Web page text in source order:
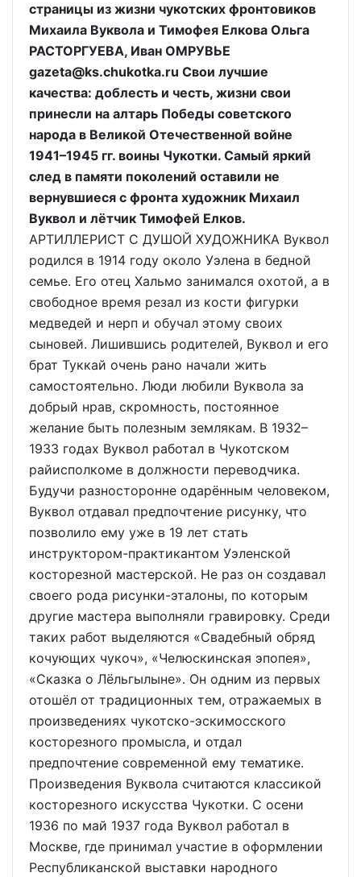
страницы из жизни чукотских фронтовиков
Михаила Вуквола и Тимофея Елкова Ольга
РАСТОРГУЕВА, Иван ОМРУВЬЕ
gazeta@ks.chukotka.ru Свои лучшие
качества: доблесть и честь, жизни свои
принесли на алтарь Победы советского
народа в Великой Отечественной войне
1941–1945 гг. воины Чукотки. Самый яркий
след в памяти поколений оставили не
вернувшиеся с фронта художник Михаил
Вуквол и лётчик Тимофей Елков.
АРТИЛЛЕРИСТ С ДУШОЙ ХУДОЖНИКА Вуквол
родился в 1914 году около Уэлена в бедной
семье. Его отец Хальмо занимался охотой, а в
свободное время резал из кости фигурки
медведей и нерп и обучал этому своих
сыновей. Лишившись родителей, Вуквол и его
брат Туккай очень рано начали жить
самостоятельно. Люди любили Вуквола за
добрый нрав, скромность, постоянное
желание быть полезным землякам. В 1932–
1933 годах Вуквол работал в Чукотском
райисполкоме в должности переводчика.
Будучи разносторонне одарённым человеком,
Вуквол отдавал предпочтение рисунку, что
позволило ему уже в 19 лет стать
инструктором-практикантом Уэленской
косторезной мастерской. Не раз он создавал
своего рода рисунки-эталоны, по которым
другие мастера выполняли гравировку. Среди
таких работ выделяются «Свадебный обряд
кочующих чукоч», «Челюскинская эпопея»,
«Сказка о Лёльгылыне». Он одним из первых
отошёл от традиционных тем, отражаемых в
произведениях чукотско-эскимосского
косторезного промысла, и отдал
предпочтение современной ему тематике.
Произведения Вуквола считаются классикой
косторезного искусства Чукотки. С осени
1936 по май 1937 года Вуквол работал в
Москве, где принимал участие в оформлении
Республиканской выставки народного